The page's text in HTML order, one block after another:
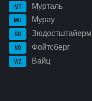
MT Мурталь
MU Мурау
SO
VO Фойтсберг
WZ Вайц